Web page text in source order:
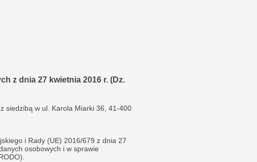
z dnia 27 kwietnia 2016 r. (Dz.
siedzibą w ul. Karola Miarki 36, 41-400
i Rady (UE) 2016/679 z dnia 27
osobowych i w sprawie